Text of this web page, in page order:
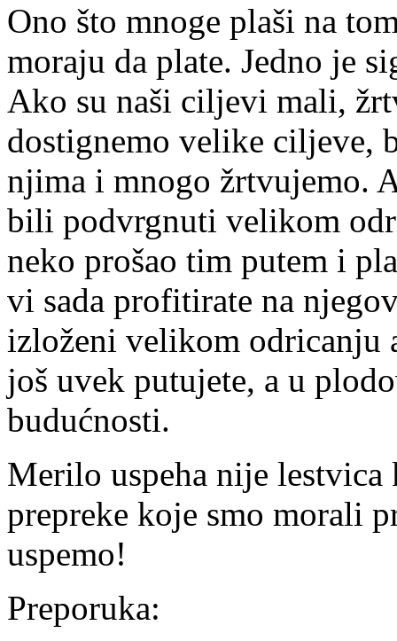
Ono što mnoge plaši na
moraju da plate. Jedno je
Ako su naši ciljevi mali,
dostignemo velike ciljeve,
njima i mnogo žrtvujemo.
bili podvrgnuti velikom
neko prošao tim putem i
vi sada profitirate na
izloženi velikom odricanju
još uvek putujete, a u
budućnosti.
Merilo uspeha nije
prepreke koje smo morali
uspemo!
Preporuka: